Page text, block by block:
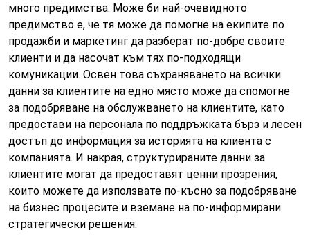
много предимства. Може би най-очевидното
предимство е, че тя може да помогне на екипите по
продажби и маркетинг да разберат по-добре своите
клиенти и да насочат към тях по-подходящи
комуникации. Освен това съхраняването на всички
данни за клиентите на едно място може да спомогне
за подобряване на обслужването на клиентите, като
предостави на персонала по поддръжката бърз и лесен
достъп до информация за историята на клиента с
компанията. И накрая, структурираните данни за
клиентите могат да предоставят ценни прозрения,
които можете да използвате по-късно за подобряване
на бизнес процесите и вземане на по-информирани
стратегически решения.